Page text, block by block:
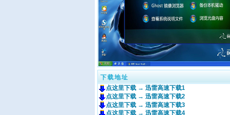
下载地址
点这里下载 → 迅雷高速下载1
点这里下载 → 迅雷高速下载2
点这里下载 → 迅雷高速下载3
点这里下载 → 迅雷高速下载4